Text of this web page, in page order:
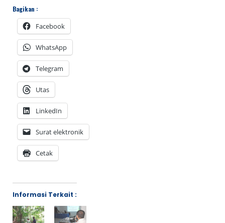
Bagikan :
Facebook
WhatsApp
Telegram
Utas
LinkedIn
Surat elektronik
Cetak
Informasi Terkait :